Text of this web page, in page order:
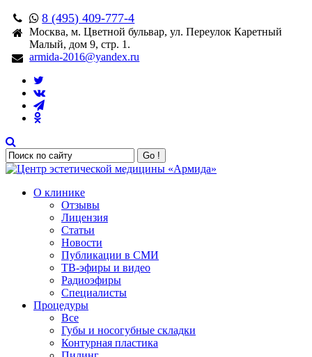
8 (495) 409-777-4
Москва, м. Цветной бульвар, ул. Переулок Каретный
Малый, дом 9, стр. 1.
armida-2016@yandex.ru
Go !
О клинике
Отзывы
Лицензия
Статьи
Новости
Публикации в СМИ
ТВ-эфиры и видео
Радиоэфиры
Специалисты
Процедуры
Все
Губы и носогубные складки
Контурная пластика